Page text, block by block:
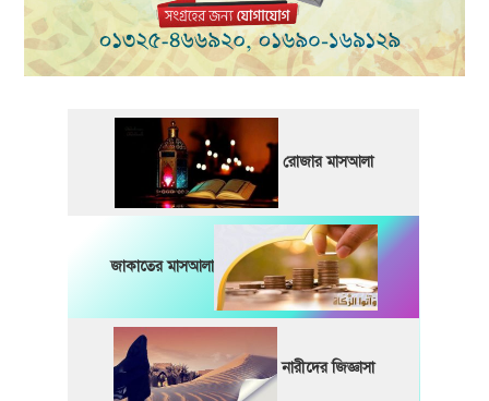
রোজার মাসআলা
জাকাতের মাসআলা
নারীদের জিজ্ঞাসা